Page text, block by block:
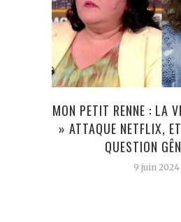
MON PETIT RENNE : LA
» ATTAQUE NETFLIX,
QUESTION
9 juin 2024